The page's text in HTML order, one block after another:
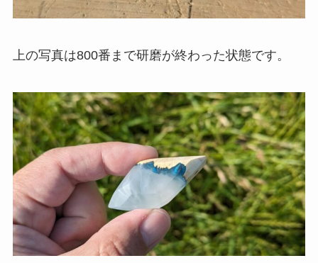
上の写真は800番まで研磨が終わった状態です。